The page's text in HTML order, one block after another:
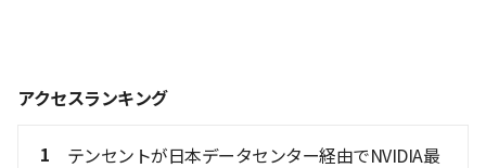
アクセスランキング
1
テンセントが日本データセンター経由でNVIDIA最